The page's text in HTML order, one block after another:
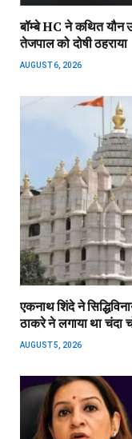
बॉम्बे HC ने कथित यौन
तेजपाल को दोषी ठहराया
AUGUST 6, 2026
एकनाथ शिंदे ने
ठाकरे ने लगाया था चंदा
AUGUST 5, 2026